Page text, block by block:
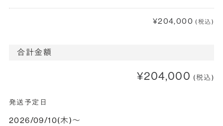
¥204,000 (税込)
合計金額
¥204,000 (税込)
発送予定日
2026/09/10(木)〜